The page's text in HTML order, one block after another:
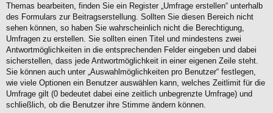
Themas bearbeiten, finden Sie ein Register „Umfrage erstellen“ unterhalb
des Formulars zur Beitragserstellung. Sollten Sie diesen Bereich nicht
sehen können, so haben Sie wahrscheinlich nicht die Berechtigung,
Umfragen zu erstellen. Sie sollten einen Titel und mindestens zwei
Antwortmöglichkeiten in die entsprechenden Felder eingeben und dabei
sicherstellen, dass jede Antwortmöglichkeit in einer eigenen Zeile steht.
Sie können auch unter „Auswahlmöglichkeiten pro Benutzer“ festlegen,
wie viele Optionen ein Benutzer auswählen kann, welches Zeitlimit für die
Umfrage gilt (0 bedeutet dabei eine zeitlich unbegrenzte Umfrage) und
schließlich, ob die Benutzer ihre Stimme ändern können.